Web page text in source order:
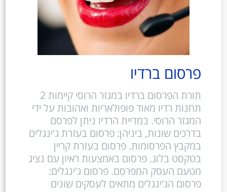
פרסום ברדיו
תורת הפרסום ברדיו במגזר הרוסי קיימות 2
תחנות רדיו מאוד פופולאריות ואהובות על ידי
המגזר הרוסי. במדיית הרדיו ניתן לפרסם
בדרכים שונות, ביניהן: פרסום בעזרת ג'ינגלים
במקבץ הפרסומות. פרסום בעזרת קריין
בטקסט בלוג. פרסום באמצעות ראיון עם נציג
מטעם העסק המפרסם. פרסום ג'ינגלים:
פרסום הג'ינגלים מתאים לעסקים שונים